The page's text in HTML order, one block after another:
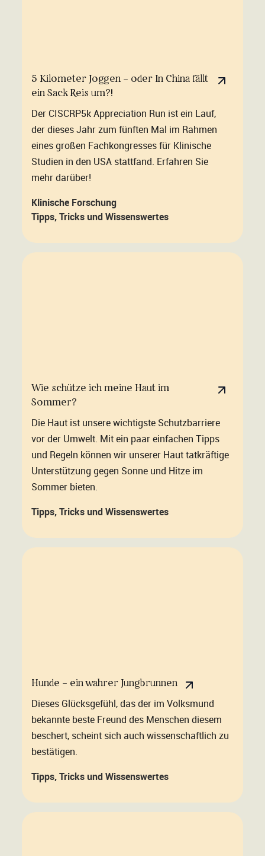
5 Kilometer Joggen – oder In China fällt
ein Sack Reis um?!
Der CISCRP5k Appreciation Run ist ein Lauf,
der dieses Jahr zum fünften Mal im Rahmen
eines großen Fachkongresses für Klinische
Studien in den USA stattfand. Erfahren Sie
mehr darüber!
Klinische Forschung
Tipps, Tricks und Wissenswertes
Wie schütze ich meine Haut im
Sommer?
Die Haut ist unsere wichtigste Schutzbarriere
vor der Umwelt. Mit ein paar einfachen Tipps
und Regeln können wir unserer Haut tatkräftige
Unterstützung gegen Sonne und Hitze im
Sommer bieten.
Tipps, Tricks und Wissenswertes
Hunde – ein wahrer Jungbrunnen
Dieses Glücksgefühl, das der im Volksmund
bekannte beste Freund des Menschen diesem
beschert, scheint sich auch wissenschaftlich zu
bestätigen.
Tipps, Tricks und Wissenswertes